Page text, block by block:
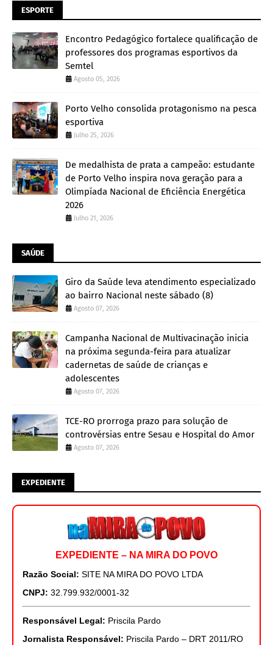
ESPORTE
Encontro Pedagógico fortalece qualificação de
professores dos programas esportivos da
Semtel
Agosto 05, 2026
Porto Velho consolida protagonismo na pesca
esportiva
Julho 25, 2026
De medalhista de prata a campeão: estudante
de Porto Velho inspira nova geração para a
Olimpíada Nacional de Eficiência Energética
2026
Julho 21, 2026
SAÚDE
Giro da Saúde leva atendimento especializado
ao bairro Nacional neste sábado (8)
Agosto 07, 2026
Campanha Nacional de Multivacinação inicia
na próxima segunda-feira para atualizar
cadernetas de saúde de crianças e
adolescentes
Agosto 07, 2026
TCE-RO prorroga prazo para solução de
controvérsias entre Sesau e Hospital do Amor
Agosto 07, 2026
EXPEDIENTE
EXPEDIENTE – NA MIRA DO POVO
Razão Social: SITE NA MIRA DO POVO LTDA
CNPJ: 32.799.932/0001-32
Responsável Legal: Priscila Pardo
Jornalista Responsável: Priscila Pardo – DRT 2011/RO